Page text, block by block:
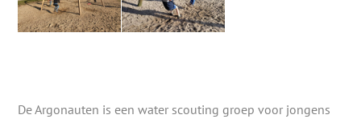
De Argonauten is een water scouting groep voor jongens